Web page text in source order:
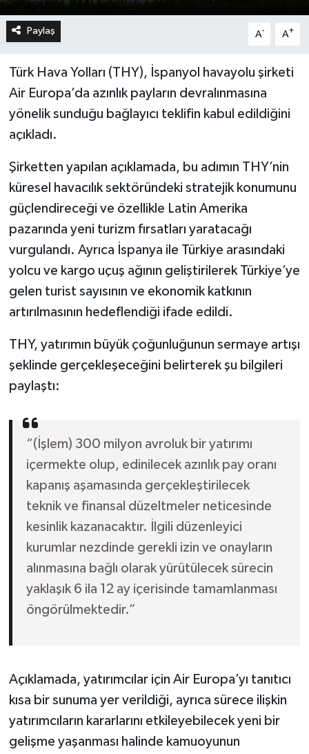
Paylaş A- A+
Türk Hava Yolları (THY), İspanyol havayolu şirketi
Air Europa’da azınlık payların devralınmasına
yönelik sunduğu bağlayıcı teklifin kabul edildiğini
açıkladı.
Şirketten yapılan açıklamada, bu adımın THY’nin
küresel havacılık sektöründeki stratejik konumunu
güçlendireceği ve özellikle Latin Amerika
pazarında yeni turizm fırsatları yaratacağı
vurgulandı. Ayrıca İspanya ile Türkiye arasındaki
yolcu ve kargo uçuş ağının geliştirilerek Türkiye’ye
gelen turist sayısının ve ekonomik katkının
artırılmasının hedeflendiği ifade edildi.
THY, yatırımın büyük çoğunluğunun sermaye artışı
şeklinde gerçekleşeceğini belirterek şu bilgileri
paylaştı:
“(İşlem) 300 milyon avroluk bir yatırımı
içermekte olup, edinilecek azınlık pay oranı
kapanış aşamasında gerçekleştirilecek
teknik ve finansal düzeltmeler neticesinde
kesinlik kazanacaktır. İlgili düzenleyici
kurumlar nezdinde gerekli izin ve onayların
alınmasına bağlı olarak yürütülecek sürecin
yaklaşık 6 ila 12 ay içerisinde tamamlanması
öngörülmektedir.”
Açıklamada, yatırımcılar için Air Europa’yı tanıtıcı
kısa bir sunuma yer verildiği, ayrıca sürece ilişkin
yatırımcıların kararlarını etkileyebilecek yeni bir
gelişme yaşanması halinde kamuoyunun